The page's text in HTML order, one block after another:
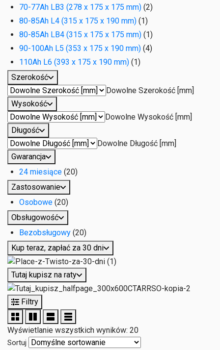
70-77Ah LB3 (278 x 175 x 175 mm) (2)
80-85Ah L4 (315 x 175 x 190 mm) (1)
80-85Ah LB4 (315 x 175 x 175 mm) (1)
90-100Ah L5 (353 x 175 x 190 mm) (4)
110Ah L6 (393 x 175 x 190 mm) (1)
Szerokość
Dowolne Szerokość [mm]
Wysokość
Dowolne Wysokość [mm]
Długość
Dowolne Długość [mm]
Gwarancja
24 miesiące (20)
Zastosowanie
Osobowe (20)
Obsługowość
Bezobsługowy (20)
Kup teraz, zapłać za 30 dni
Tutaj kupisz na raty
Filtry
Wyświetlanie wszystkich wyników: 20
Sortuj